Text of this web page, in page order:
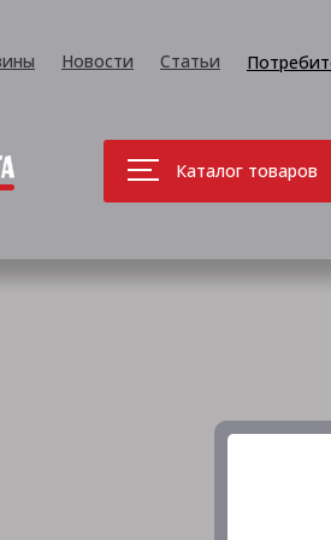
Новости Статьи
Каталог товаров